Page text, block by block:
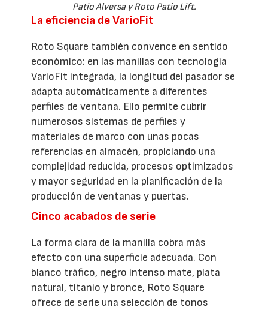
Patio Alversa y Roto Patio Lift.
La eficiencia de VarioFit
Roto Square también convence en sentido
económico: en las manillas con tecnología
VarioFit integrada, la longitud del pasador se
adapta automáticamente a diferentes
perfiles de ventana. Ello permite cubrir
numerosos sistemas de perfiles y
materiales de marco con unas pocas
referencias en almacén, propiciando una
complejidad reducida, procesos optimizados
y mayor seguridad en la planificación de la
producción de ventanas y puertas.
Cinco acabados de serie
La forma clara de la manilla cobra más
efecto con una superficie adecuada. Con
blanco tráfico, negro intenso mate, plata
natural, titanio y bronce, Roto Square
ofrece de serie una selección de tonos